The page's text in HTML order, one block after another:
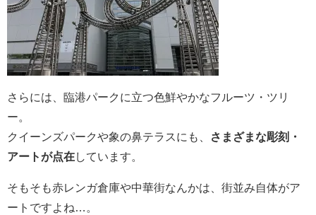
さらには、臨港パークに立つ色鮮やかなフルーツ・ツリ
ー。
クイーンズパークや象の鼻テラスにも、
さまざまな彫刻・
アートが点在しています。
そもそも赤レンガ倉庫や中華街なんかは、街並み自体がア
ートですよね…。